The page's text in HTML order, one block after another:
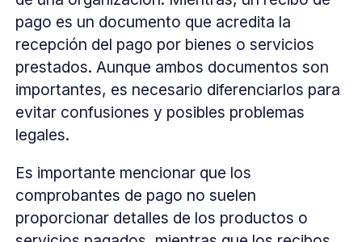
pago es un documento que acredita la
recepción del pago por bienes o servicios
prestados. Aunque ambos documentos son
importantes, es necesario diferenciarlos para
evitar confusiones y posibles problemas
legales.
Es importante mencionar que los
comprobantes de pago no suelen
proporcionar detalles de los productos o